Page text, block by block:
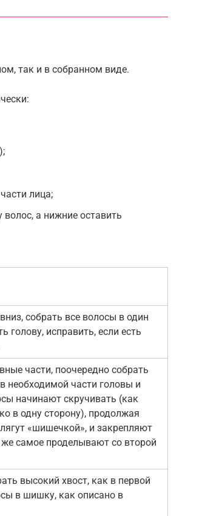
так и в собранном виде.
лица;
а нижние оставить
собрать все волосы в один
голову, исправить, если есть
части, поочередно собрать
необходимой части головы и
начинают скручивать (как
в одну сторону), продолжая
«шишечкой», и закрепляют
самое проделывают со второй
высокий хвост, как в первой
в шишку, как описано в